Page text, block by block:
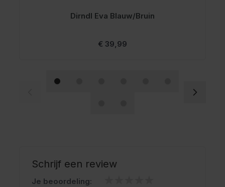
Dirndl Eva Blauw/Bruin
€ 39,99
Schrijf een review
Je beoordeling: